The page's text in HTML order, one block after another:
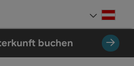
buchen